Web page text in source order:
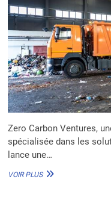
Zero Carbon Ventures,
spécialisée dans les
lance une…
VOIR PLUSZERO